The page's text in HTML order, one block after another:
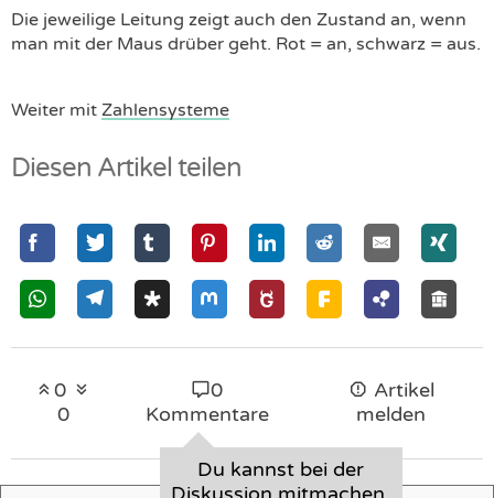
Die jeweilige Leitung zeigt auch den Zustand an, wenn
man mit der Maus drüber geht. Rot = an, schwarz = aus.
Weiter mit Zahlensysteme
Diesen Artikel teilen
0
0
0
Kommentare
Du kannst bei der
Artikel
melden